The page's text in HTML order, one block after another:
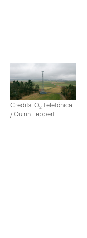
Credits: O2Telefónica
/ Quirin Leppert